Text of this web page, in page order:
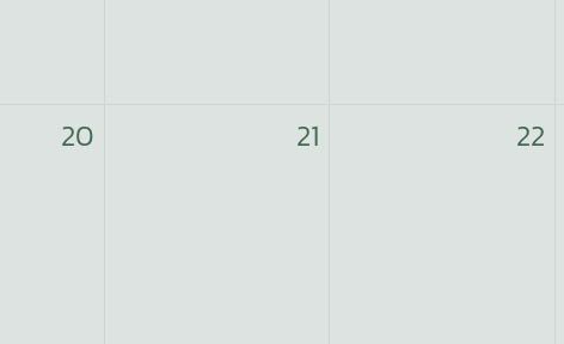
20 21 22